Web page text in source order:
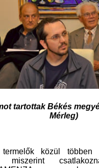
tartottak Békés
Mérleg)
közül többen
miszerint